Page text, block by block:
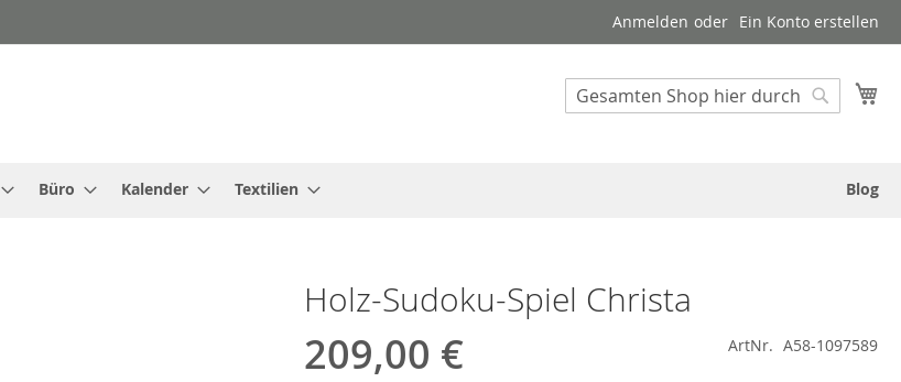
Anmelden Ein Konto erstellen
Suche
Suche
Büro Kalender Textilien Blog
Holz-Sudoku-Spiel Christa
209,00 € ArtNr. A58-1097589